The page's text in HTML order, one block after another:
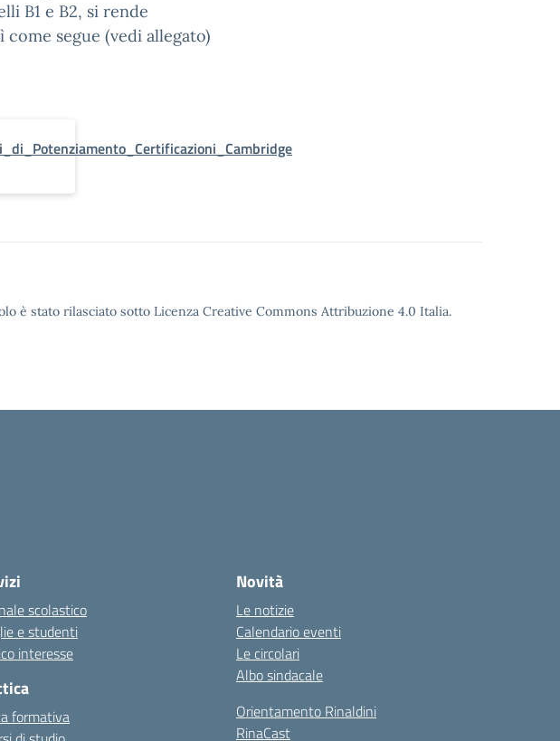
B1 e B2, si rende
segue (vedi allegato)
è stato rilasciato sotto Licenza Creative Commons Attribuzione 4.0 Italia.
scolastico
e studenti
interesse
formativa
Novità
Le notizie
Calendario eventi
Le circolari
Albo sindacale
Orientamento Rinaldini
RinaCast